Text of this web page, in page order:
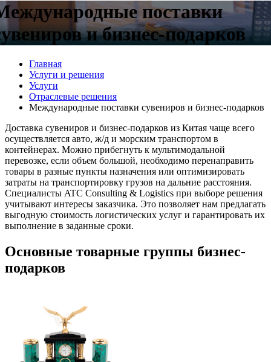
поставки
и бизнес-подарков
Главная
Услуги и решения
Услуги
Отраслевые решения
Международные поставки сувениров и бизнес-подарков
Доставка сувениров и бизнес-подарков из Китая чаще всего
осуществляется авто, ж/д и морским транспортом в
контейнерах. Можно прибегнуть к мультимодальной
перевозке, если объем большой, необходимо перенаправить
товары в разные пункты назначения или оптимизировать
затраты на транспортировку грузов на дальние расстояния.
Специалисты ATC Consulting & Logistics при выборе решения
учитывают интересы заказчика. Это позволяет нам предлагать
выгодную стоимость логистических услуг и гарантировать их
выполнение в заданные сроки.
Основные товарные группы бизнес-
подарков